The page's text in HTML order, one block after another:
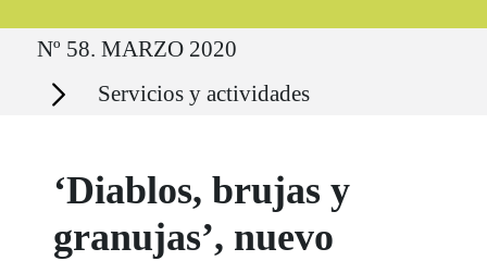
Ruta del sitio
Nº 58. MARZO 2020
Secciones Servicios y actividades
‘Diablos, brujas y
granujas’, nuevo